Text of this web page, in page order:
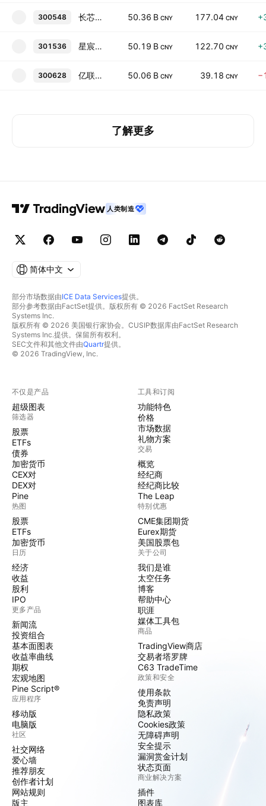
300548 长芯博创 50.36 B CNY 177.04 CNY
301536 星宸科技 50.19 B CNY 122.70 CNY
300628 亿联网络 50.06 B CNY 39.18 CNY
了解更多
人类制造
简体中文
部分市场数据由ICE Data Services提供。
部分参考数据由FactSet提供。版权所有 © 2026 FactSet Research
Systems Inc.
版权所有 © 2026 美国银行家协会。CUSIP数据库由FactSet Research
Systems Inc.提供。保留所有权利。
SEC文件和其他文件由Quartr提供。
© 2026 TradingView, Inc.
不仅是产品
超级图表
筛选器
股票
ETFs
债券
加密货币
CEX对
DEX对
Pine
热图
股票
ETFs
加密货币
日历
经济
收益
股利
IPO
更多产品
新闻流
投资组合
基本面图表
收益率曲线
期权
宏观地图
Pine Script®
应用程序
移动版
电脑版
社区
社交网络
爱心墙
推荐朋友
创作者计划
网站规则
版主
工具和订阅
功能特色
价格
市场数据
礼物方案
交易
概览
经纪商
经纪商比较
The Leap
特别优惠
CME集团期货
Eurex期货
美国股票包
关于公司
我们是谁
太空任务
博客
帮助中心
职涯
媒体工具包
商品
TradingView商店
交易者塔罗牌
C63 TradeTime
政策和安全
使用条款
免责声明
隐私政策
Cookies政策
无障碍声明
安全提示
漏洞赏金计划
状态页面
商业解决方案
插件
图表库